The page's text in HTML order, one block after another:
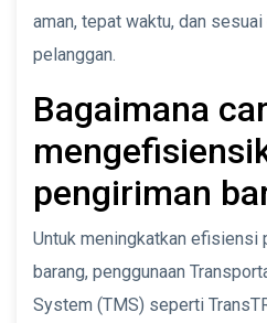
aman, tepat waktu, dan sesuai
pelanggan.
Bagaimana
pengiriman
Untuk meningkatkan efisiensi
barang, penggunaan
System (TMS) seperti